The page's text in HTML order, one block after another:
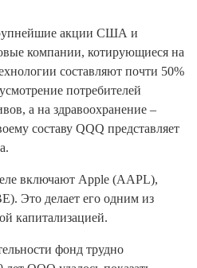
акции США и
компании, котирующиеся на
составляют почти 50%
потребителей
а на здравоохранение –
составу QQQ представляет
включают Apple (AAPL),
Это делает его одним из
капитализацией.
фонд трудно